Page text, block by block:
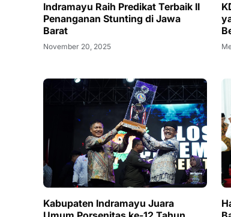
Indramayu Raih Predikat Terbaik II
Penanganan Stunting di Jawa
Barat
November 20, 2025
‎Kabupaten Indramayu Juara